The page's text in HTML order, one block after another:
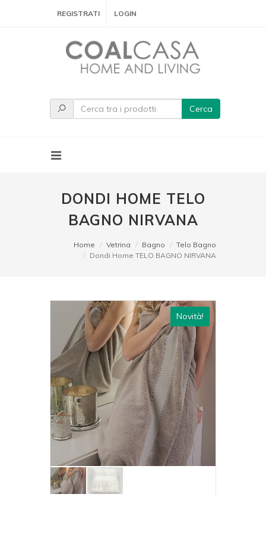
REGISTRATI LOGIN
Cerca
DONDI HOME TELO
BAGNO NIRVANA
Home Vetrina Bagno
Telo Bagno
Dondi Home TELO BAGNO NIRVANA
Novità!